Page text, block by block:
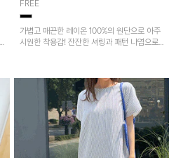
FREE
가볍고 매끈한 레이온 100%의 원단으로 아주
시원한 착용감! 잔잔한 셔링과 패턴 나염으로